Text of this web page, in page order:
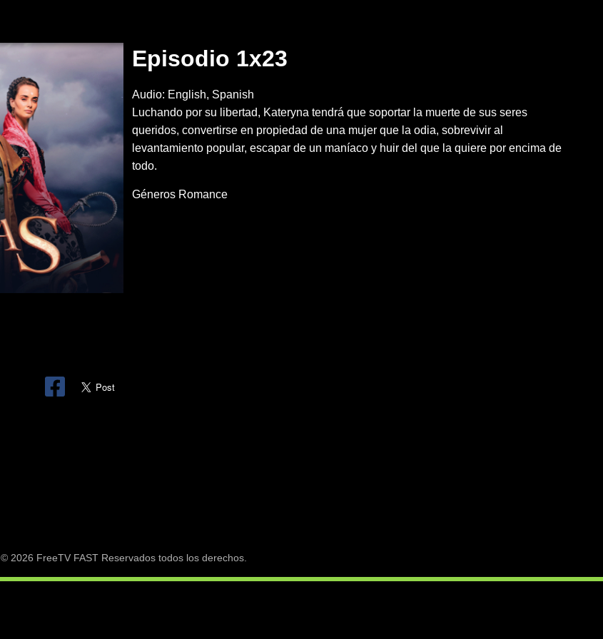
Episodio 1x23
Audio: English, Spanish
Luchando por su libertad, Kateryna tendrá que soportar la muerte de sus seres
queridos, convertirse en propiedad de una mujer que la odia, sobrevivir al
levantamiento popular, escapar de un maníaco y huir del que la quiere por encima de
todo.
Géneros Romance
© 2026 FreeTV FAST Reservados todos los derechos.